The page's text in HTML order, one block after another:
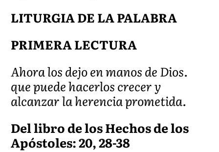
LITURGIA DE LA PALABRA
PRIMERA LECTURA
Ahora los dejo en manos de Dios.
que puede hacerlos crecer y
alcanzar la herencia prometida.
Del libro de los Hechos de los
Apóstoles: 20, 28-38